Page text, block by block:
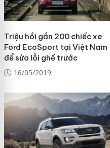
Triệu hồi gần 200 chiếc xe
Ford EcoSport tại Việt Nam
để sửa lỗi ghế trước
16/05/2019